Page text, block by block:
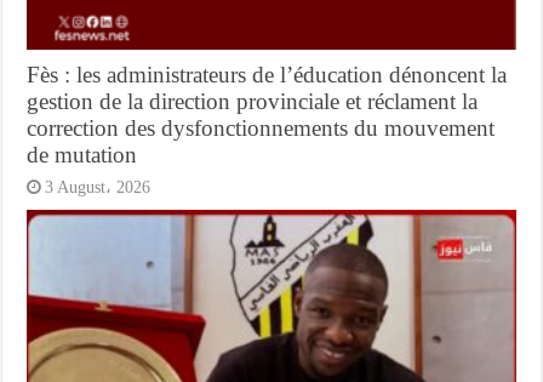
Fès : les administrateurs de l’éducation dénoncent la
gestion de la direction provinciale et réclament la
correction des dysfonctionnements du mouvement
de mutation
3 August، 2026